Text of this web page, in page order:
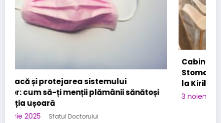
Cabinet Stomatologic specializat in Urgente
Stomatologice – interventii rapide in Bucuresti
la Kirilova Dent
3 noiembrie 2025 Sfatul Doctorului